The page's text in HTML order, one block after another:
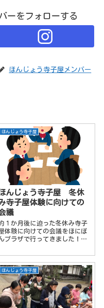
ーをフォローする
ほんじょう寺子屋メンバー
ほんじょう寺子屋
んじょう寺子屋 冬休
寺子屋体験に向けての
議
１か月後に迫った冬休み寺子
体験に向けての会議をほにぽ
プラザで行ってきました！
員会から後援承認決定通知書
届きました！これで各小学校
案内チラシが配布できます
(^^♪ しかし...
ほんじょう寺子屋